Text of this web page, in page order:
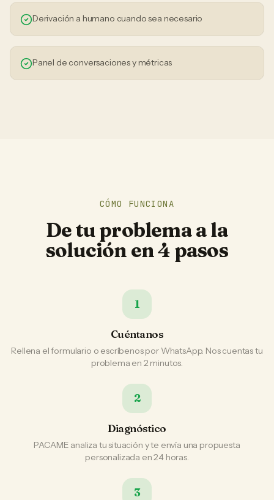
Derivación a humano cuando sea necesario
Panel de conversaciones y métricas
CÓMO FUNCIONA
De tu problema a la
solución en 4 pasos
1
Cuéntanos
Rellena el formulario o escríbenos por WhatsApp. Nos cuentas tu
problema en 2 minutos.
2
Diagnóstico
PACAME analiza tu situación y te envía una propuesta
personalizada en 24 horas.
3